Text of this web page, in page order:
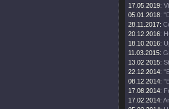
17.05.2019:
05.01.2018:
28.11.2017:
20.12.2016:
18.10.2016:
11.03.2015:
13.02.2015:
22.12.2014:
08.12.2014:
17.08.2014:
17.02.2014: